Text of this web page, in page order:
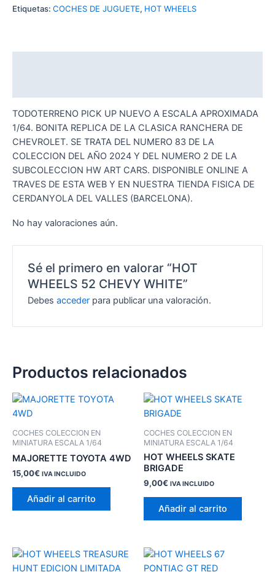
Etiquetas: COCHES DE JUGUETE, HOT WHEELS
TODOTERRENO PICK UP NUEVO A ESCALA APROXIMADA
1/64. BONITA REPLICA DE LA CLASICA RANCHERA DE
CHEVROLET. SE TRATA DEL NUMERO 83 DE LA
COLECCION DEL AÑO 2024 Y DEL NUMERO 2 DE LA
SUBCOLECCION HW ART CARS. DISPONIBLE ONLINE A
TRAVES DE ESTA WEB Y EN NUESTRA TIENDA FISICA DE
CERDANYOLA DEL VALLES (BARCELONA).
No hay valoraciones aún.
Sé el primero en valorar “HOT
WHEELS 52 CHEVY WHITE”
Debesacceder para publicar una valoración.
Productos relacionados
COCHES COLECCION EN
MINIATURA ESCALA 1/64
MAJORETTE TOYOTA 4WD
15,00€ IVA INCLUIDO
Añadir al carrito
COCHES COLECCION EN
MINIATURA ESCALA 1/64
HOT WHEELS SKATE
BRIGADE
9,00€ IVA INCLUIDO
Añadir al carrito